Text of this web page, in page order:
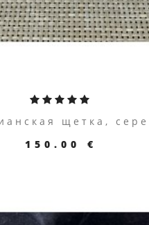
щетка,
150.00 €